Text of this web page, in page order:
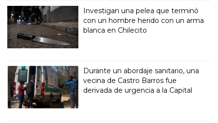
Investigan una pelea que terminó
con un hombre herido con un arma
blanca en Chilecito
Durante un abordaje sanitario, una
vecina de Castro Barros fue
derivada de urgencia a la Capital